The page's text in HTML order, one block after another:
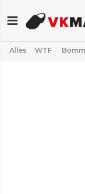
Alles WTF